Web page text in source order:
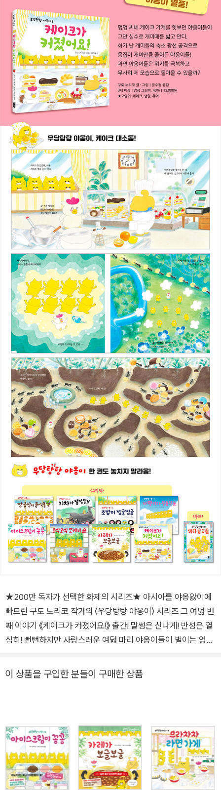
★200만 독자가 선택한 화제의 시리즈★ 아시아를 야옹앓이에
빠트린 구도 노리코 작가의 〈우당탕탕 야옹이〉 시리즈 그 여덟 번
째 이야기 《케이크가 커졌어요!》 출간! 말썽은 신나게! 반성은 열
심히! 뻔뻔하지만 사랑스러운 여덟 마리 야옹이들이 벌이는 엉뚱
그만 실수로 개미 떼를 밟고 만다. 화가 난 개미들의 축소 광선 공
까요? 말썽쟁이 야옹이들이 오늘은 멍멍 씨네 케이크 가게를 엿
보고 있네요. 달콤하고 폭신한 케이크! 갓 구운 케이크를 보고 있
자니 군침이 절로 돕니다. 야옹이들은 멍멍 씨가 케이크 만드는
모습을 더 가까이에서 보려다 그만 실수로 지나가던 개미 떼를 밟
고 맙니다. 화가 난 개미들은 축소 광선을 쏘아 야옹이들을 개미
이 상품을 구입한 분들이 구매한 상품